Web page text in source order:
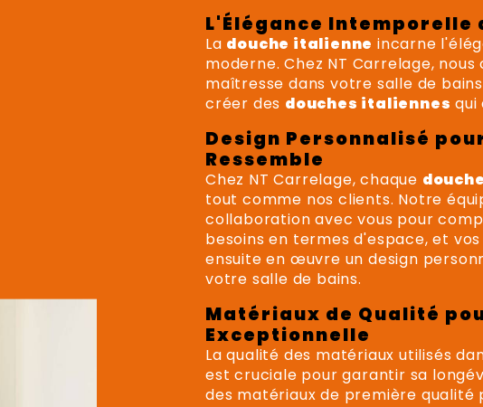
L'Élégance Intemporelle
La douche italienne incarne
moderne. Chez NT Carrelage,
maîtresse dans votre salle de
créer des douches italiennes qui
Design Personnalisé
Ressemble
Chez NT Carrelage, chaque
tout comme nos clients. Notre
collaboration avec vous pour
besoins en termes d'espace, et
ensuite en œuvre un design
votre salle de bains.
Matériaux de Qualité
Exceptionnelle
La qualité des matériaux utilisés
est cruciale pour garantir sa
des matériaux de première qualité